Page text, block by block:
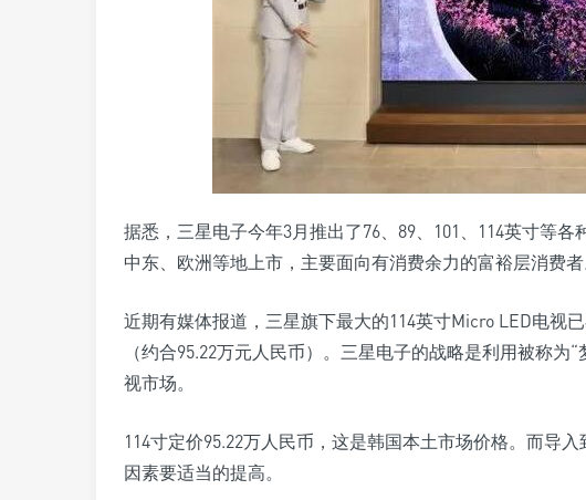
据悉，三星电子今年3月推出了76、89、101、114英寸等各
中东、欧洲等地上市，主要面向有消费余力的富裕层消费者
近期有媒体报道，三星旗下最大的114英寸Micro LED电视
（约合95.22万元人民币）。三星电子的战略是利用被称
视市场。
114寸定价95.22万人民币，这是韩国本土市场价格。而导
因素要适当的提高。